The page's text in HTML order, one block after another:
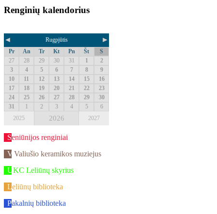
Renginių kalendorius
◄ Rugpjūtis ►
Pr An Tr Kt Pn Št
S
27
28 29 30 31 1
2
3
4 5 6 7 8
9
10
11 12 13 14 15
16
17
18 19 20 21 22
23
24
25 26 27 28 29
30
31
1 2 3 4 5
6
2025
2026 2027
Seniūnijos renginiai
V.Valiušio keramikos muziejus
UKC Leliūnų skyrius
Leliūnų biblioteka
Pakalnių biblioteka